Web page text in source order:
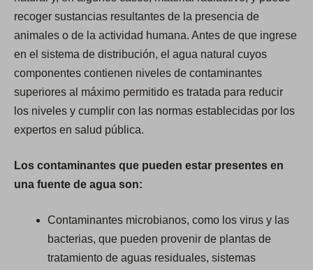
recoger sustancias resultantes de la presencia de
animales o de la actividad humana. Antes de que ingrese
en el sistema de distribución, el agua natural cuyos
componentes contienen niveles de contaminantes
superiores al máximo permitido es tratada para reducir
los niveles y cumplir con las normas establecidas por los
expertos en salud pública.
Los contaminantes que pueden estar presentes en
una fuente de agua son:
Contaminantes microbianos, como los virus y las
bacterias, que pueden provenir de plantas de
tratamiento de aguas residuales, sistemas